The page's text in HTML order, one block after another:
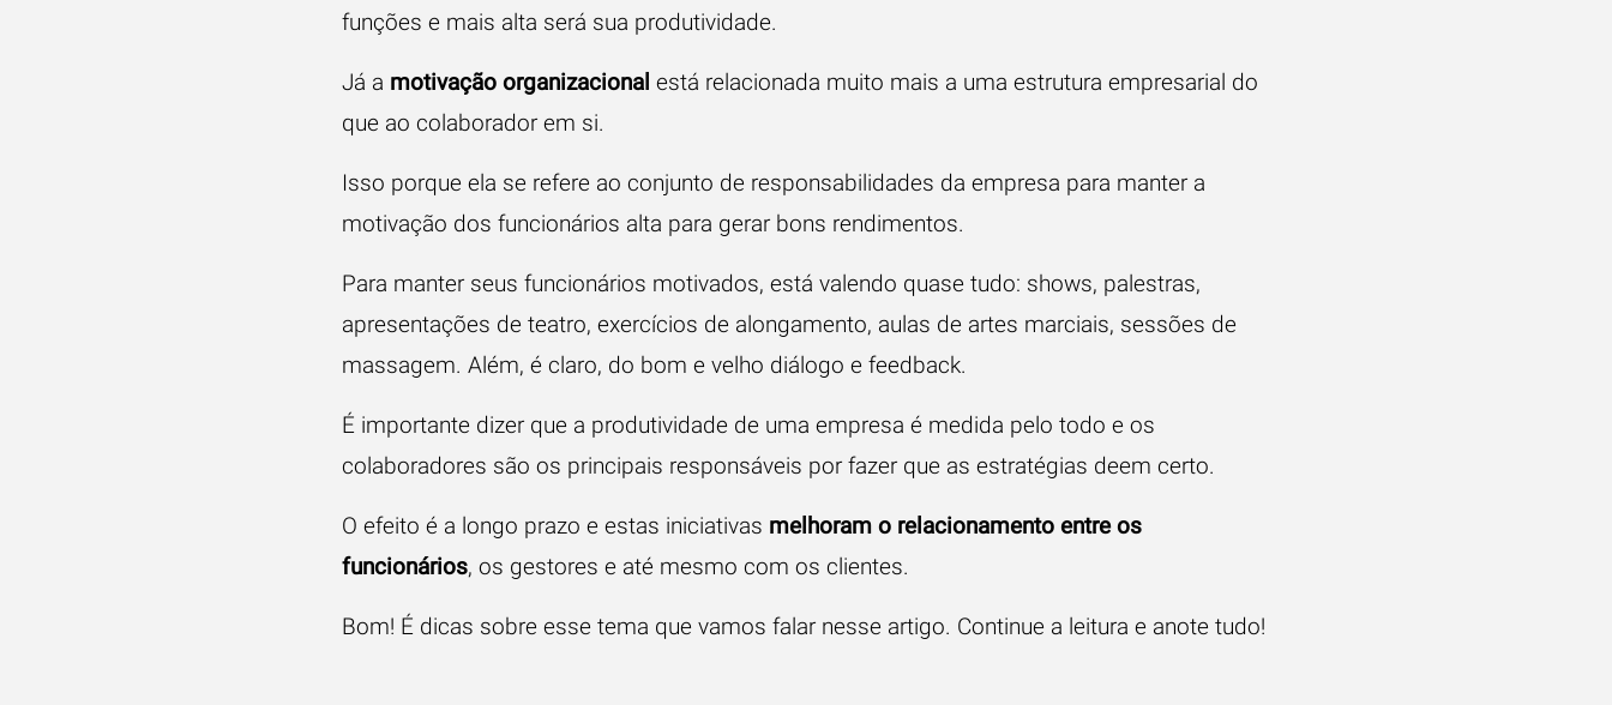
funções e mais alta será sua produtividade.
Já a motivação organizacional está relacionada muito mais a uma estrutura empresarial do
que ao colaborador em si.
Isso porque ela se refere ao conjunto de responsabilidades da empresa para manter a
motivação dos funcionários alta para gerar bons rendimentos.
Para manter seus funcionários motivados, está valendo quase tudo: shows, palestras,
apresentações de teatro, exercícios de alongamento, aulas de artes marciais, sessões de
massagem. Além, é claro, do bom e velho diálogo e feedback.
É importante dizer que a produtividade de uma empresa é medida pelo todo e os
colaboradores são os principais responsáveis por fazer que as estratégias deem certo.
O efeito é a longo prazo e estas iniciativas melhoram o relacionamento entre os
funcionários, os gestores e até mesmo com os clientes.
Bom! É dicas sobre esse tema que vamos falar nesse artigo. Continue a leitura e anote tudo!